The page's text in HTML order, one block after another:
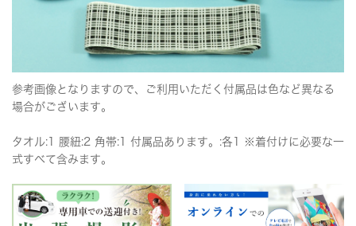
参考画像となりますので、ご利用いただく付属品は色など異なる
場合がございます。
タオル:1 腰紐:2 角帯:1 付属品あります。:各1 ※着付けに必要な一
式すべて含みます。